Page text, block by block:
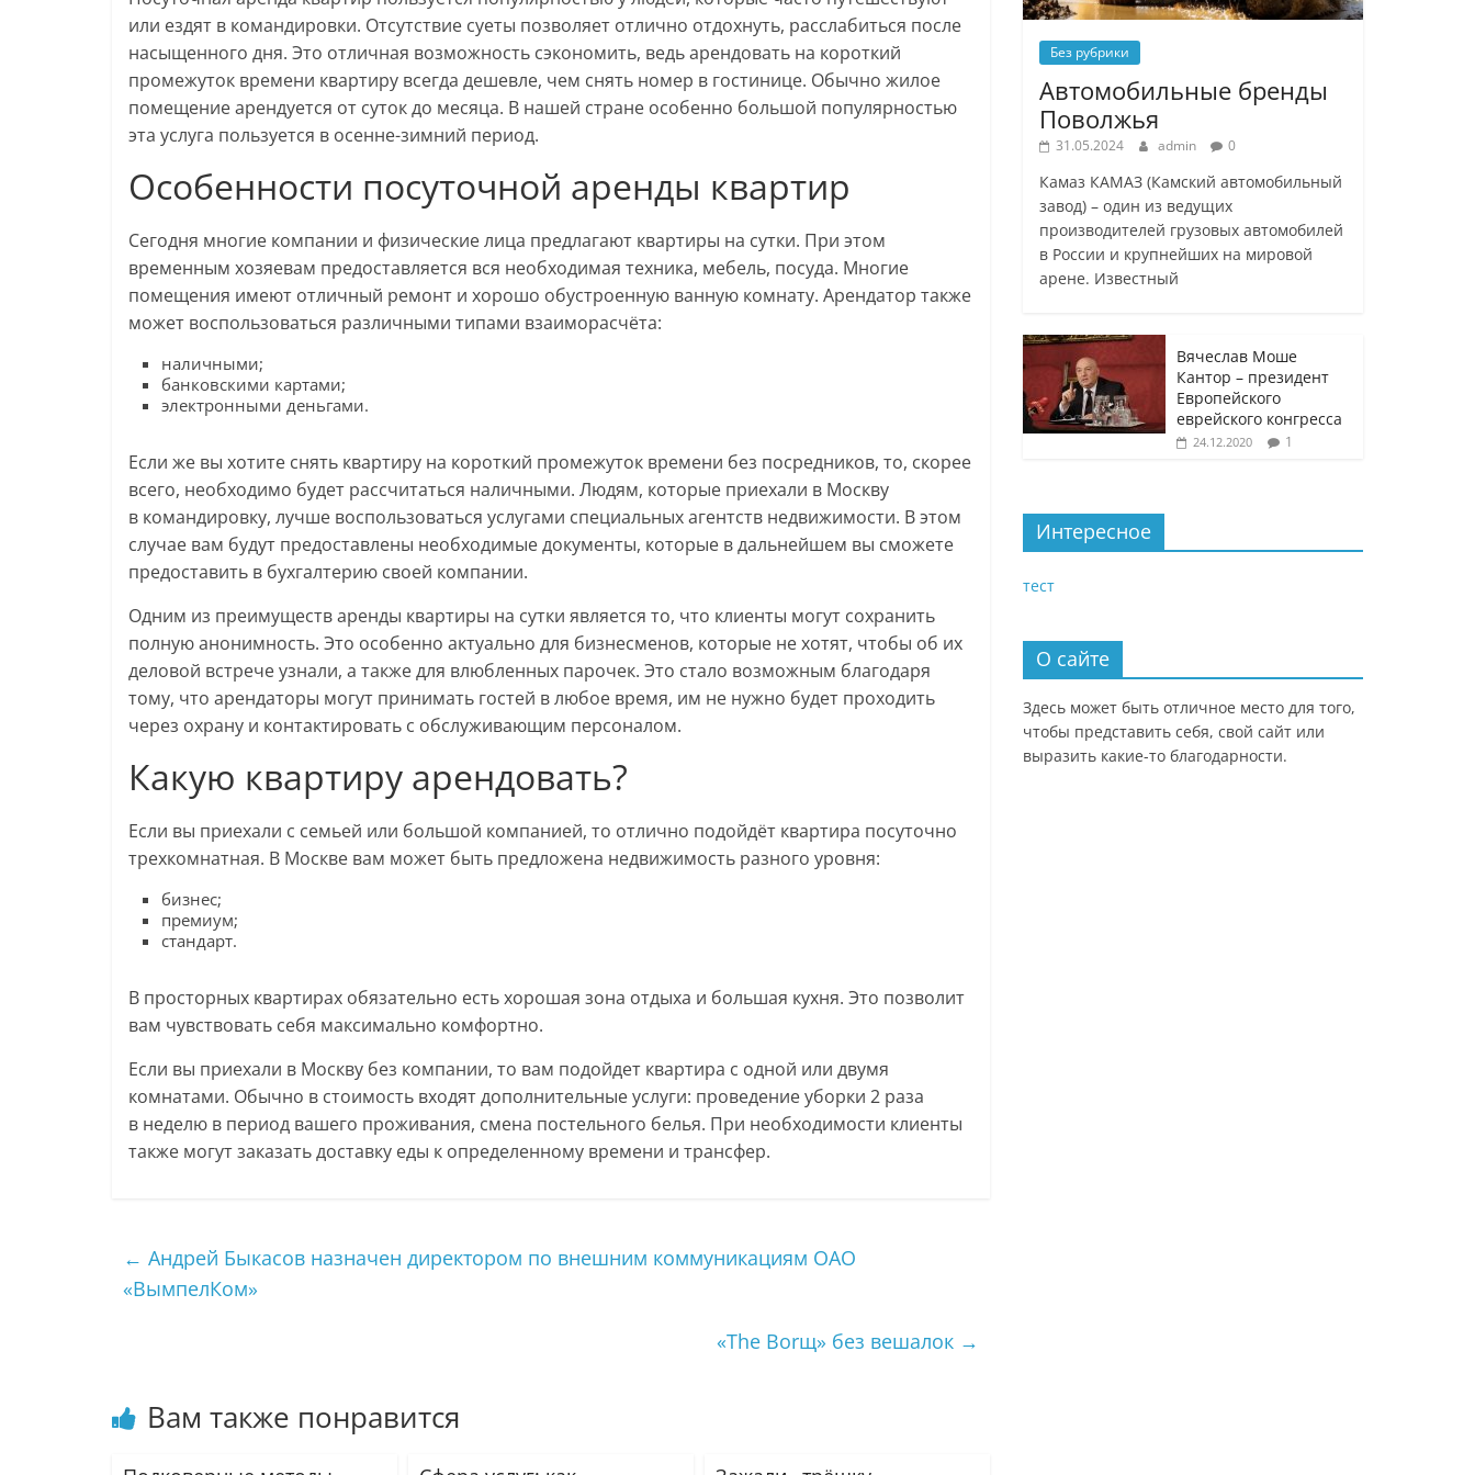
или ездят в командировки. Отсутствие суеты позволяет отлично отдохнуть, расслабиться после
насыщенного дня. Это отличная возможность сэкономить, ведь арендовать на короткий
промежуток времени квартиру всегда дешевле, чем снять номер в гостинице. Обычно жилое
помещение арендуется от суток до месяца. В нашей стране особенно большой популярностью
эта услуга пользуется в осенне-зимний период.
Особенности посуточной аренды квартир
Сегодня многие компании и физические лица предлагают квартиры на сутки. При этом
временным хозяевам предоставляется вся необходимая техника, мебель, посуда. Многие
помещения имеют отличный ремонт и хорошо обустроенную ванную комнату. Арендатор также
может воспользоваться различными типами взаиморасчёта:
наличными;
банковскими картами;
электронными деньгами.
Если же вы хотите снять квартиру на короткий промежуток времени без посредников, то, скорее
всего, необходимо будет рассчитаться наличными. Людям, которые приехали в Москву
в командировку, лучше воспользоваться услугами специальных агентств недвижимости. В этом
случае вам будут предоставлены необходимые документы, которые в дальнейшем вы сможете
предоставить в бухгалтерию своей компании.
Одним из преимуществ аренды квартиры на сутки является то, что клиенты могут сохранить
полную анонимность. Это особенно актуально для бизнесменов, которые не хотят, чтобы об их
деловой встрече узнали, а также для влюбленных парочек. Это стало возможным благодаря
тому, что арендаторы могут принимать гостей в любое время, им не нужно будет проходить
через охрану и контактировать с обслуживающим персоналом.
Какую квартиру арендовать?
Если вы приехали с семьей или большой компанией, то отлично подойдёт квартира посуточно
трехкомнатная. В Москве вам может быть предложена недвижимость разного уровня:
бизнес;
премиум;
стандарт.
В просторных квартирах обязательно есть хорошая зона отдыха и большая кухня. Это позволит
вам чувствовать себя максимально комфортно.
Если вы приехали в Москву без компании, то вам подойдет квартира с одной или двумя
комнатами. Обычно в стоимость входят дополнительные услуги: проведение уборки 2 раза
в неделю в период вашего проживания, смена постельного белья. При необходимости клиенты
также могут заказать доставку еды к определенному времени и трансфер.
← Андрей Быкасов назначен директором по внешним коммуникациям ОАО
«ВымпелКом»
«The Borщ» без вешалок →
Вам также понравится
Без рубрики
Автомобильные бренды
Поволжья
31.05.2024 admin 0
Камаз КАМАЗ (Камский автомобильный
завод) – один из ведущих
производителей грузовых автомобилей
в России и крупнейших на мировой
арене. Известный
Вячеслав Моше
Кантор – президент
Европейского
еврейского конгресса
24.12.2020 1
Интересное
тест
О сайте
Здесь может быть отличное место для того,
чтобы представить себя, свой сайт или
выразить какие-то благодарности.